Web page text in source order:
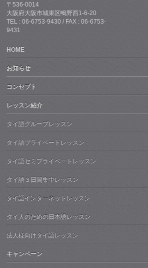
〒536-0014
大阪府大阪市城東区鴫野西1-6-20
TEL : 06-6753-9430 / FAX : 06-6753-
9431
HOME
お知らせ
コンセプト
レッスン紹介
タイ語グループレッスン
タイ語プライベートレッスン
タイ語セミプライベートレッスン
タイ語３日間集中レッスン
タイ語インターネットレッスン
タイ人のための日本語レッスン
法人様向けタイ語レッスン
キャンペーン